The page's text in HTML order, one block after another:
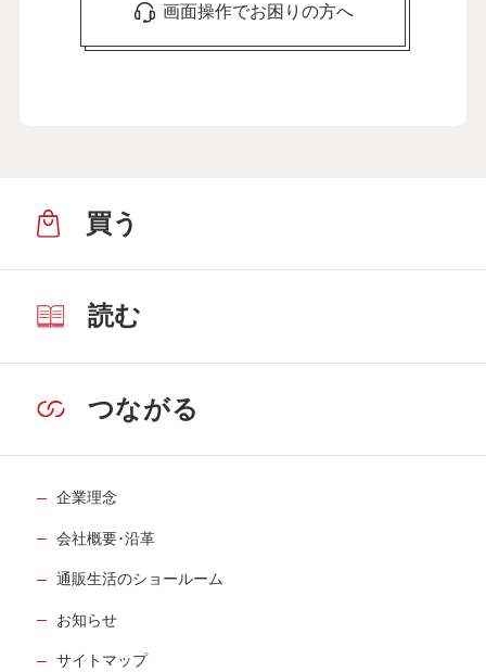
画面操作でお困りの方へ
買う
読む
つながる
企業理念
会社概要･沿革
通販生活のショールーム
お知らせ
サイトマップ